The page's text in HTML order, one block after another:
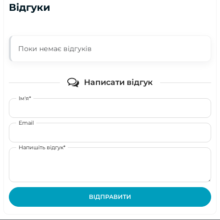
Відгуки
Поки немає відгуків
Написати відгук
Ім'я*
Email
Напишіть відгук*
ВІДПРАВИТИ